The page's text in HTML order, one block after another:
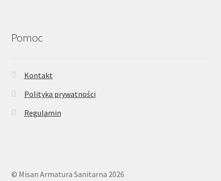
Pomoc
Kontakt
Polityka prywatności
Regulamin
© Misan Armatura Sanitarna 2026